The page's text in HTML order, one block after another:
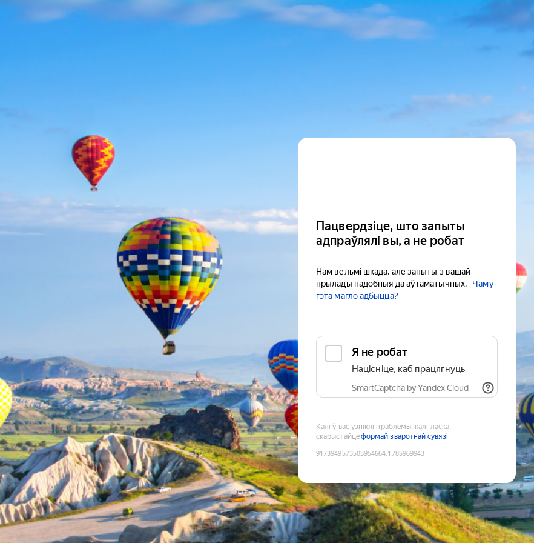
Пацвердзіце, што запыты
адпраўлялі вы, а не робат
Нам вельмі шкада, але запыты з вашай
прылады падобныя да аўтаматычных.
Чаму
гэта магло адбыцца?
Я не робат
Націсніце, каб працягнуць
SmartCaptcha by Yandex Cloud
Калі ў вас узніклі праблемы, калі ласка,
скарыстайцеформай зваротнай сувязі
9173949573503954664:1785969943